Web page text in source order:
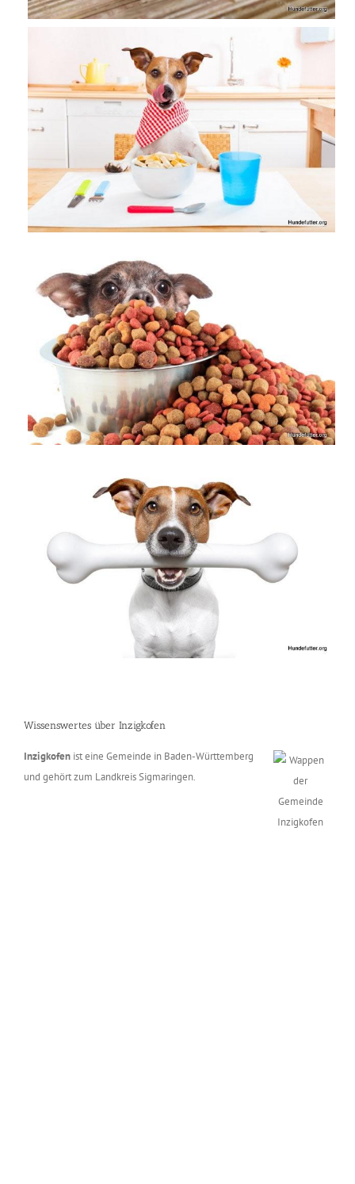
Wissenswertes über Inzigkofen
Inzigkofen ist eine Gemeinde in Baden-Württemberg
und gehört zum Landkreis Sigmaringen.